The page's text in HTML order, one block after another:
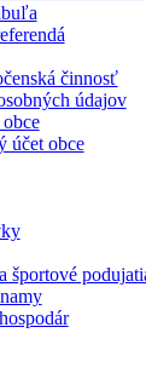
činnosť
údajov
účet obce
športové